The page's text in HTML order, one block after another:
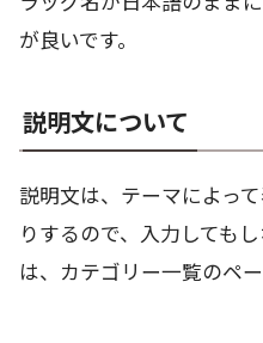
が良いです。
説明文について
説明文は、テーマによっ
りするので、入力しても
は、カテゴリー一覧のペ